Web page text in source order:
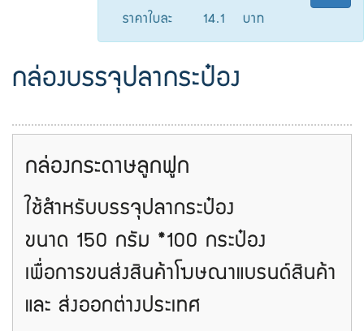
ราคาใบละ 14.1 บาท
กล่องบรรจุปลากระป๋อง
กล่องกระดาษลูกฟูก
ใช้สำหรับบรรจุปลากระป๋อง
ขนาด 150 กรัม *100 กระป๋อง
เพื่อการขนส่งสินค้าโฆษณาแบรนด์สินค้า
และ ส่งออกต่างประเทศ